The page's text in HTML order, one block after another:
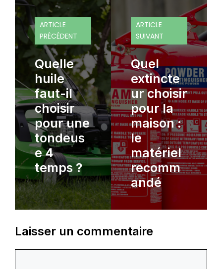
ARTICLE
PRÉCÉDENT
Quelle
huile
faut-il
choisir
pour une
tondeus
e 4
temps ?
ARTICLE
SUIVANT
Quel
extincte
ur choisir
pour la
maison :
le
matériel
recomm
andé
Laisser un commentaire